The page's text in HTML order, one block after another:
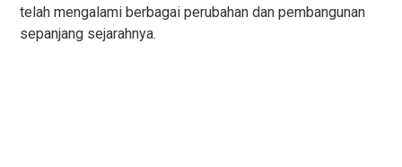
telah mengalami berbagai perubahan dan pembangunan
sepanjang sejarahnya.